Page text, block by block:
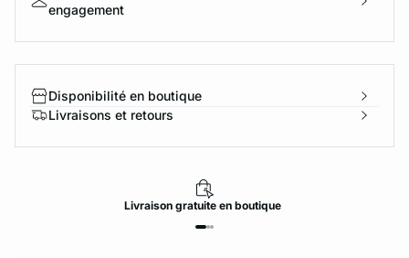
engagement
Disponibilité en boutique
Livraisons et retours
Livraisongratuiteen boutique